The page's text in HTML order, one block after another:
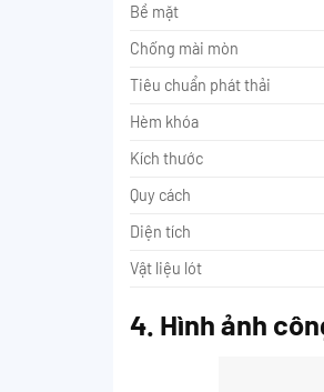
Bề mặt
Chống mài mòn
Tiêu chuẩn phát thải
Hèm khóa
Kích thước
Quy cách
Diện tích
Vật liệu lót
4. Hình ảnh